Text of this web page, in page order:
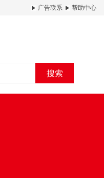
广告联系 帮助中心
搜索